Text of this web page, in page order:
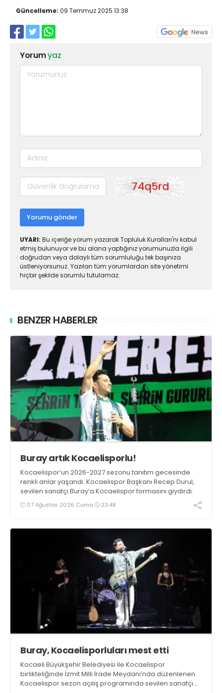
Güncelleme: 09 Temmuz 2025 13:38
Yorumyaz
Yorumu gönder
UYARI: Bu içeriğe yorum yazarak Topluluk Kuralları'nı kabul
etmiş bulunuyor ve bu alana yaptığınız yorumunuzla ilgili
doğrudan veya dolaylı tüm sorumluluğu tek başınıza
üstleniyorsunuz. Yazılan tüm yorumlardan site yönetimi
hiçbir şekilde sorumlu tutulamaz.
BENZER HABERLER
Buray artık Kocaelisporlu!
Kocaelispor’un 2026-2027 sezonu tanıtım gecesinde
renkli anlar yaşandı. Kocaelispor Başkanı Recep Durul,
sevilen sanatçı Buray’a Kocaelispor formasını giydirdi.
07 Ağustos 2026 Cuma 23:48
Buray, Kocaelisporluları mest etti
Kocaeli Büyükşehir Belediyesi ile Kocaelispor
birlikteliğinde İzmit Milli İrade Meydanı’nda düzenlenen
Kocaelispor sezon açılış programında sevilen sanatçı